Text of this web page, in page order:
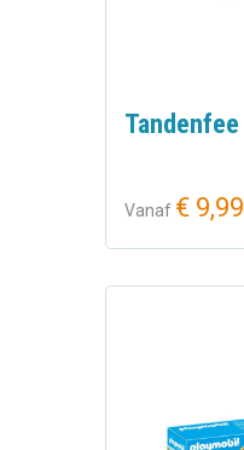
Tandenfee
Vanaf € 9,99